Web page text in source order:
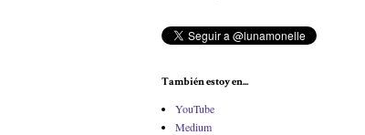
También estoy en...
YouTube
Medium